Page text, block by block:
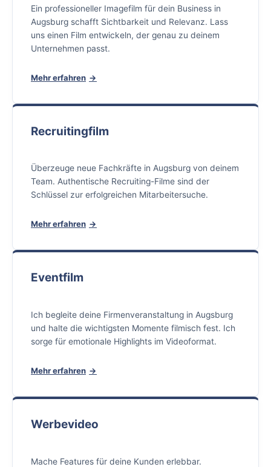
Ein professioneller Imagefilm für dein Business in
Augsburg schafft Sichtbarkeit und Relevanz. Lass
uns einen Film entwickeln, der genau zu deinem
Unternehmen passt.
Mehr erfahren
Recruitingfilm
Überzeuge neue Fachkräfte in Augsburg von deinem
Team. Authentische Recruiting-Filme sind der
Schlüssel zur erfolgreichen Mitarbeitersuche.
Mehr erfahren
Eventfilm
Ich begleite deine Firmenveranstaltung in Augsburg
und halte die wichtigsten Momente filmisch fest. Ich
sorge für emotionale Highlights im Videoformat.
Mehr erfahren
Werbevideo
Mache Features für deine Kunden erlebbar.